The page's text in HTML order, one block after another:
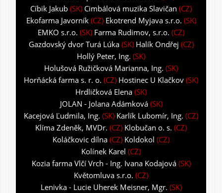
Cíbik Jakub (SK) Cimbálová muzika Slavičan (CZ)
Ekofarma Javorník(CZ) Ekotrend Myjava s.r.o. (SK)
EMKO s.r.o. (SK) Farma Rudimov, s.r.o. (CZ)
Gazdovský dvor Turá Lúka(SK) Halík Ondřej (CZ)
Hollý Peter, Ing. (SK)
Holušová Ružičková Marianna, Ing. (SK)
Horňácká farma s. r. o. (CZ) Hostinec U Klačkov (SK)
Hrdličková Elena (SK)
JOLAN - Jolana Adámková(SK)
Kacejová Ľudmila, Ing. (SK) Karlík Lubomír, Ing. (CZ)
Klíma Zdeněk, MVDr. (CZ) Klobučan o. s. (CZ)
Koláčkovic dílna (CZ) Koldokol (CZ)
Kolínek Karel (CZ)
Kozia farma Vlčí Vrch - Ing. Ivana Kodajová(SK)
Květomluva s.r.o. (CZ)
Lenivka - Lucie Uherek Meisner, Mgr. (SK)